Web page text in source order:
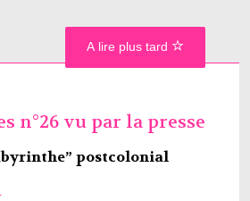
n°26 vu par la presse
postcolonial
A lire plus tard